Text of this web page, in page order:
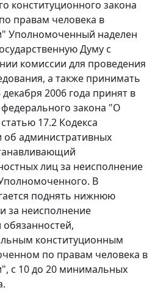
конституционного закона
правам человека в
Уполномоченный наделен
Думу с
комиссии для проведения
а также принимать
2006 года принят в
закона "О
17.2 Кодекса
об административных
лиц за неисполнение
В
поднять нижнюю
за неисполнение
конституционным
по правам человека в
с 10 до 20 минимальных